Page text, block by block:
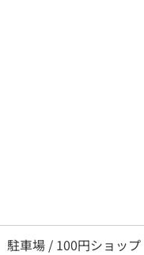
駐車場 / 100円ショップ